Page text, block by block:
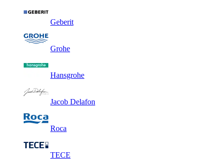
Geberit
Grohe
Hansgrohe
Jacob Delafon
Roca
TECE